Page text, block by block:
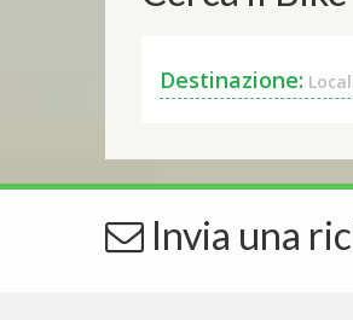
Destinazione:
Invia una